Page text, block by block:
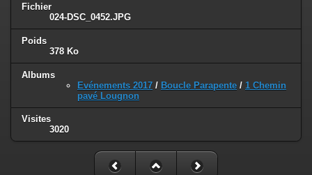
Fichier
024-DSC_0452.JPG
Poids
378 Ko
Albums
Evénements 2017 / Boucle Parapente / 1 Chemin
pavé Lougnon
Visites
3020